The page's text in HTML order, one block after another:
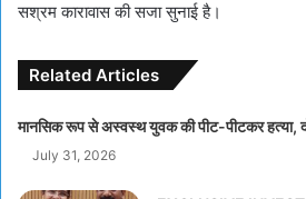
सश्रम कारावास की सजा सुनाई है।
Related Articles
मानसिक रूप से अस्वस्थ युवक की पीट-पीटकर हत्या,
July 31, 2026